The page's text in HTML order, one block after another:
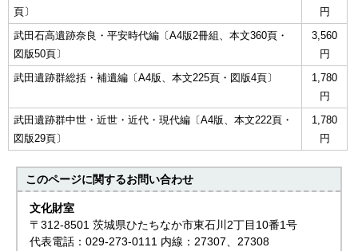
頁〕
円
武田石高遺跡奈良・平安時代編〔A4版2冊組、本文360頁・
図版50頁〕
3,560
円
武田遺跡群総括・補遺編〔A4版、本文225頁・図版4頁〕
1,780
円
武田遺跡群中世・近世・近代・現代編〔A4版、本文222頁・
図版29頁〕
1,780
円
このページに関するお問い合わせ
文化財室
〒312-8501 茨城県ひたちなか市東石川2丁目10番1号
代表電話：029-273-0111 内線：27307、27308